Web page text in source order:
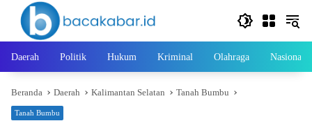
Langsung
konten
Daerah Politik Hukum Kriminal Olahraga Nasional
Beranda Daerah Kalimantan Selatan Tanah Bumbu
Tanah Bumbu